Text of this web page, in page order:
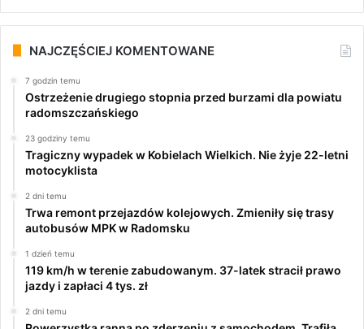
NAJCZĘŚCIEJ KOMENTOWANE
7 godzin temu
Ostrzeżenie drugiego stopnia przed burzami dla powiatu
radomszczańskiego
23 godziny temu
Tragiczny wypadek w Kobielach Wielkich. Nie żyje 22-letni
motocyklista
2 dni temu
Trwa remont przejazdów kolejowych. Zmieniły się trasy
autobusów MPK w Radomsku
1 dzień temu
119 km/h w terenie zabudowanym. 37-latek stracił prawo
jazdy i zapłaci 4 tys. zł
2 dni temu